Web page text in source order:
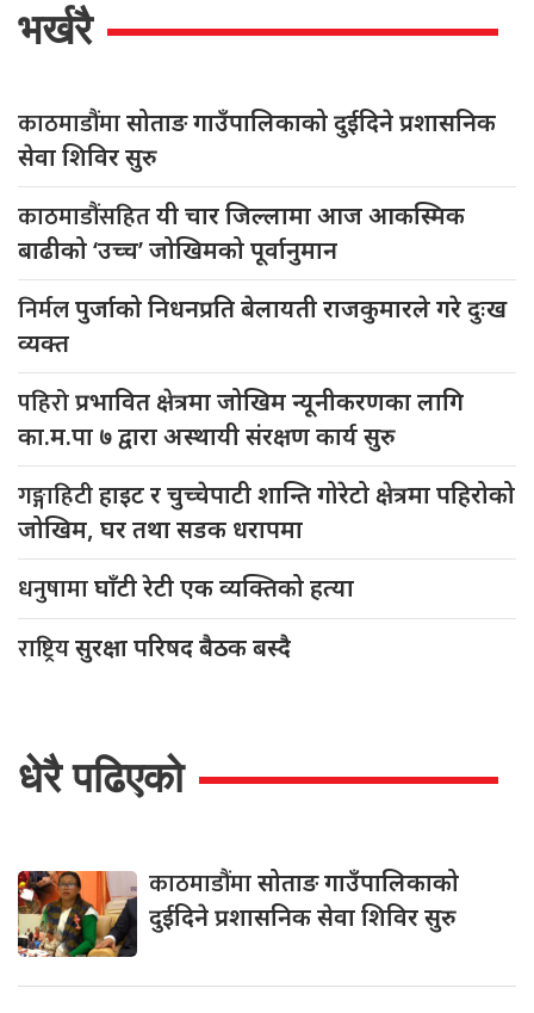
भर्खरै
काठमाडौंमासोताङ गाउँपालिकाको दुईदिने प्रशासनिक
सेवा शिविर सुरु
काठमाडौंसहितयी चार जिल्लामा आज आकस्मिक
बाढीको ‘उच्च’ जोखिमको पूर्वानुमान
निर्मलपुर्जाको निधनप्रति बेलायती राजकुमारले गरे दुःख
व्यक्त
पहिरोप्रभावित क्षेत्रमा जोखिम न्यूनीकरणका लागि
का.म.पा ७ द्वारा अस्थायी संरक्षण कार्य सुरु
गङ्गाहिटीहाइट र चुच्चेपाटी शान्ति गोरेटो क्षेत्रमा पहिरोको
जोखिम, घर तथा सडक धरापमा
धनुषामाघाँटी रेटी एक व्यक्तिको हत्या
राष्ट्रियसुरक्षा परिषद बैठक बस्दै
धेरै पढिएको
काठमाडौंमासोताङ गाउँपालिकाको
दुईदिने प्रशासनिक सेवा शिविर सुरु